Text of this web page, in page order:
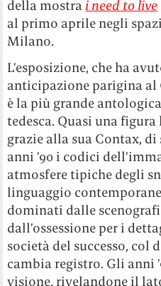
della mostra i need to live
al primo aprile negli
Milano.
L’esposizione, che ha
anticipazione parigina al
è la più grande
tedesca. Quasi una figura
grazie alla sua Contax,
anni ’90 i codici
atmosfere tipiche degli
linguaggio
dominati dalle
dall’ossessione per i
società del successo, col
cambia registro. Gli anni
visione, rivelandone il